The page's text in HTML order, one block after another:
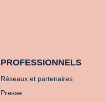
PROFESSIONNELS
Réseaux et partenaires
Presse